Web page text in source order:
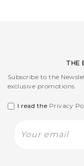
THE
Subscribe to the
exclusive promotions
I read the Privacy